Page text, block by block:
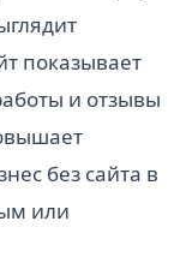
показывает
и отзывы
без сайта в
или